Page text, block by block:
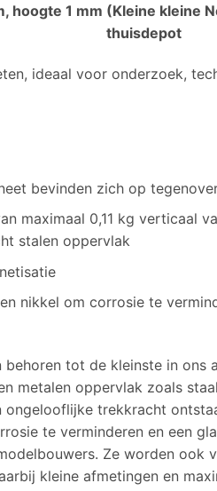
hoogte 1 mm (Kleine kleine
thuisdepot
ideaal voor onderzoek,
bevinden zich op
maximaal 0,11 kg verticaal
stalen oppervlak
nikkel om corrosie te
tot de kleinste in ons
metalen oppervlak zoals
trekkracht
te verminderen en een
Ze worden ook
kleine afmetingen en